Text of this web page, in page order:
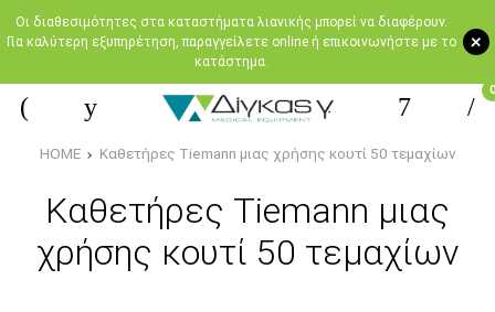
+
Oι διαθεσιμότητες στα καταστήματα λιανικής μπορεί να διαφέρουν.
Για καλύτερη εξυπηρέτηση, παραγγείλετε online ή επικοινωνήστε με το
κατάστημα.
0
HOME Καθετήρες Tiemann μιας χρήσης κουτί 50 τεμαχίων
Καθετήρες Tiemann μιας
χρήσης κουτί 50 τεμαχίων